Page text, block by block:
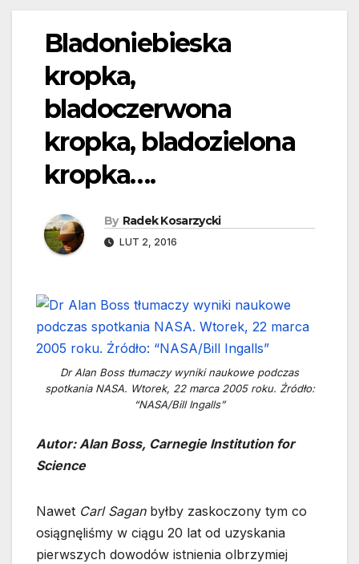
Bladoniebieska
kropka,
bladoczerwona
kropka, bladozielona
kropka….
By Radek Kosarzycki
LUT 2, 2016
Dr Alan Boss tłumaczy wyniki naukowe podczas
spotkania NASA. Wtorek, 22 marca 2005 roku. Źródło:
“NASA/Bill Ingalls”
Autor: Alan Boss, Carnegie Institution for
Science
Nawet Carl Saganbyłby zaskoczony tym co
osiągnęliśmy w ciągu 20 lat od uzyskania
pierwszych dowodów istnienia olbrzymiej